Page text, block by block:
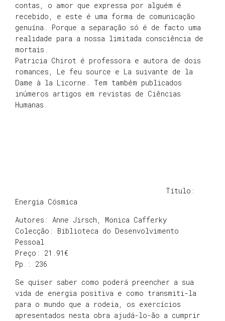
contas, o amor que expressa por alguém é
recebido, e este é uma forma de comunicação
genuína. Porque a separação só é de facto uma
realidade para a nossa limitada consciência de
mortais.
Patricia Chirot é professora e autora de dois
romances, Le feu source e La suivante de la
Dame à la Licorne. Tem também publicados
inúmeros artigos em revistas de Ciências
Humanas.
Título:
Energia Cósmica
Autores: Anne Jirsch, Monica Cafferky
Colecção: Biblioteca do Desenvolvimento
Pessoal
Preço: 21.91€
Pp.: 236
Se quiser saber como poderá preencher a sua
vida de energia positiva e como transmiti-la
para o mundo que a rodeia, os exercícios
apresentados nesta obra ajudá-lo-ão a cumprir